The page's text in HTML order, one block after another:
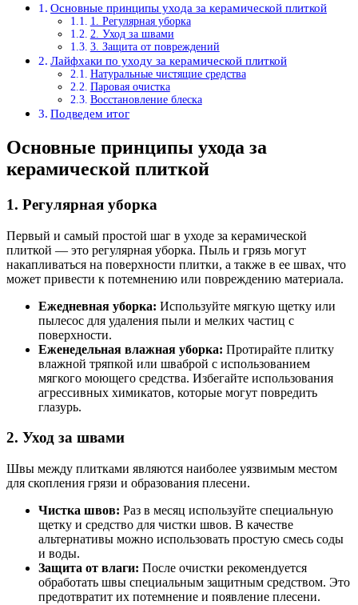
Основные принципы ухода за керамической плиткой
1. Регулярная уборка
2. Уход за швами
3. Защита от повреждений
Лайфхаки по уходу за керамической плиткой
Натуральные чистящие средства
Паровая очистка
Восстановление блеска
Подведем итог
Основные принципы ухода за
керамической плиткой
1. Регулярная уборка
Первый и самый простой шаг в уходе за керамической
плиткой — это регулярная уборка. Пыль и грязь могут
накапливаться на поверхности плитки, а также в ее швах, что
может привести к потемнению или повреждению материала.
Ежедневная уборка: Используйте мягкую щетку или
пылесос для удаления пыли и мелких частиц с
поверхности.
Еженедельная влажная уборка: Протирайте плитку
влажной тряпкой или шваброй с использованием
мягкого моющего средства. Избегайте использования
агрессивных химикатов, которые могут повредить
глазурь.
2. Уход за швами
Швы между плитками являются наиболее уязвимым местом
для скопления грязи и образования плесени.
Чистка швов: Раз в месяц используйте специальную
щетку и средство для чистки швов. В качестве
альтернативы можно использовать простую смесь соды
и воды.
Защита от влаги: После очистки рекомендуется
обработать швы специальным защитным средством. Это
предотвратит их потемнение и появление плесени.